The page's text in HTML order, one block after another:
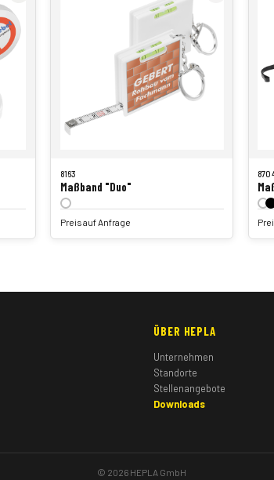
8163
Maßband "Duo"
Preis auf Anfrage
ÜBER HEPLA
Unternehmen
Standorte
Stellenangebote
Downloads
© 2026 HEPLA GmbH